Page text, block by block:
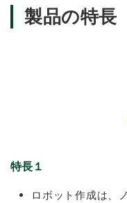
製品の特長
特長１
ロボット作成は、